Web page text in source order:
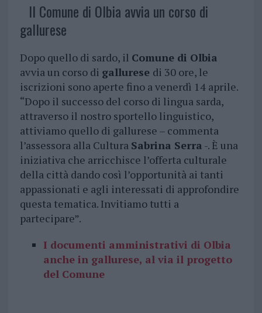
Il Comune di Olbia avvia un corso di
gallurese
Dopo quello di sardo, il Comune di Olbia
avvia un corso di gallurese di 30 ore, le
iscrizioni sono aperte fino a venerdì 14 aprile.
“Dopo il successo del corso di lingua sarda,
attraverso il nostro sportello linguistico,
attiviamo quello di gallurese – commenta
l’assessora alla Cultura Sabrina Serra -. È una
iniziativa che arricchisce l’offerta culturale
della città dando così l’opportunità ai tanti
appassionati e agli interessati di approfondire
questa tematica. Invitiamo tutti a
partecipare”.
I documenti amministrativi di Olbia
anche in gallurese, al via il progetto
del Comune